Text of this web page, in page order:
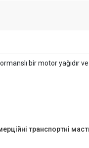
bir motor yağıdır
транспортні